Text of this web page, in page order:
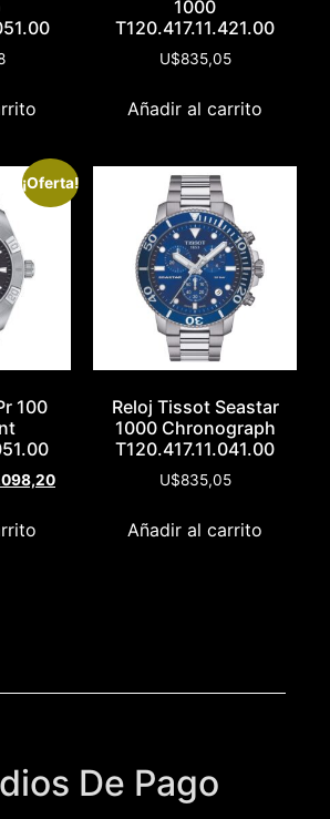
1000
T120.417.11.421.00
U$835,05
Añadir al carrito
¡Oferta!
100
Reloj Tissot Seastar
1000 Chronograph
T120.417.11.041.00
U$835,05
Añadir al carrito
De Pago